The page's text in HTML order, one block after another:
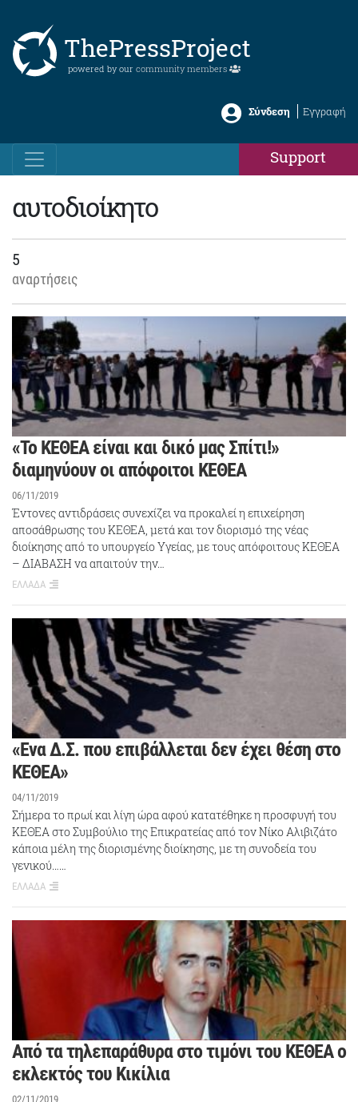
ThePressProject
powered by our community members
Σύνδεση Εγγραφή
Support
αυτοδιοίκητο
5
αναρτήσεις
«Το ΚΕΘΕΑ είναι και δικό μας Σπίτι!»
διαμηνύουν οι απόφοιτοι ΚΕΘΕΑ
06/11/2019
Έντονες αντιδράσεις συνεχίζει να προκαλεί η επιχείρηση
αποσάθρωσης του ΚΕΘΕΑ, μετά και τον διορισμό της νέας
διοίκησης από το υπουργείο Υγείας, με τους απόφοιτους ΚΕΘΕΑ
– ΔΙΑΒΑΣΗ να απαιτούν την…
ΕΛΛΑΔΑ
«Ενα Δ.Σ. που επιβάλλεται δεν έχει θέση στο
ΚΕΘΕΑ»
04/11/2019
Σήμερα το πρωί και λίγη ώρα αφού κατατέθηκε η προσφυγή του
ΚΕΘΕΑ στο Συμβούλιο της Επικρατείας από τον Νίκο Αλιβιζάτο
κάποια μέλη της διορισμένης διοίκησης, με τη συνοδεία του
γενικού……
ΕΛΛΑΔΑ
Από τα τηλεπαράθυρα στο τιμόνι του ΚΕΘΕΑ ο
εκλεκτός του Κικίλια
02/11/2019